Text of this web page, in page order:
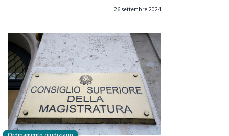
26 settembre 2024